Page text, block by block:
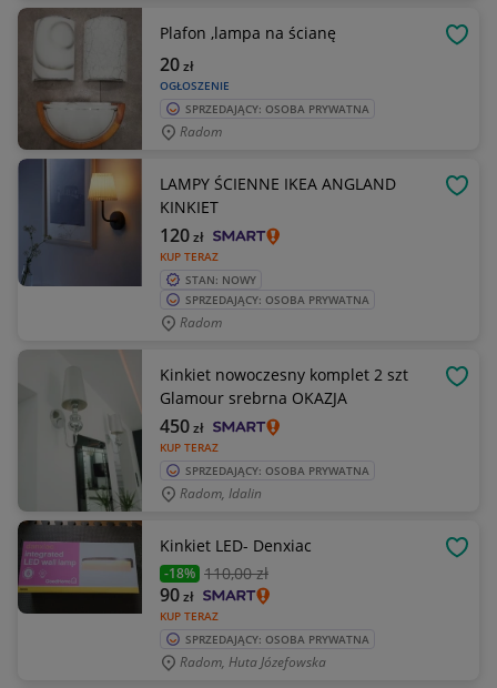
Plafon ,lampa na ścianę
OGŁOSZENIE
20zł
SPRZEDAJĄCY: OSOBA PRYWATNA
Radom
LAMPY ŚCIENNE IKEA ANGLAND
KINKIET
KUP TERAZ
120zł
STAN: NOWY
SPRZEDAJĄCY: OSOBA PRYWATNA
Radom
Kinkiet nowoczesny komplet 2 szt
Glamour srebrna OKAZJA
KUP TERAZ
450zł
SPRZEDAJĄCY: OSOBA PRYWATNA
Radom, Idalin
Kinkiet LED- Denxiac
-18% 110,00 zł
KUP TERAZ
90zł
SPRZEDAJĄCY: OSOBA PRYWATNA
Radom, Huta Józefowska